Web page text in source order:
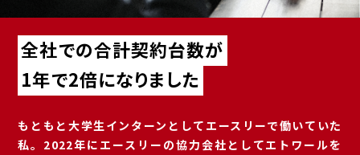
全社での合計契約台数が
1年で2倍になりました
もともと大学生インターンとしてエースリーで働いていた
私。2022年にエースリーの協力会社としてエトワールを